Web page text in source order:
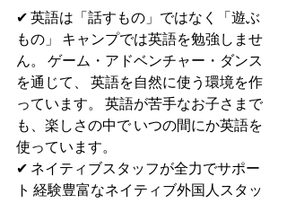
✔ 英語は「話すもの」ではなく「遊ぶ
もの」 キャンプでは英語を勉強しませ
ん。 ゲーム・アドベンチャー・ダンス
を通じて、 英語を自然に使う環境を作
っています。 英語が苦手なお子さまで
も、楽しさの中で いつの間にか英語を
使っています。
✔ ネイティブスタッフが全力でサポー
ト 経験豊富なネイティブ外国人スタッ